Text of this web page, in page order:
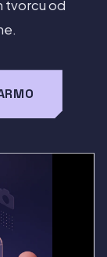
tvorcu od